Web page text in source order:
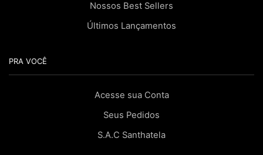
Nossos Best Sellers
Últimos Lançamentos
PRA VOCÊ
Acesse sua Conta
Seus Pedidos
S.A.C Santhatela